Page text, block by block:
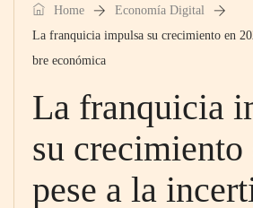
Home
Economía Digital
La franquicia impulsa su crecimiento en
bre económica
La franquicia
su crecimiento
pese a la